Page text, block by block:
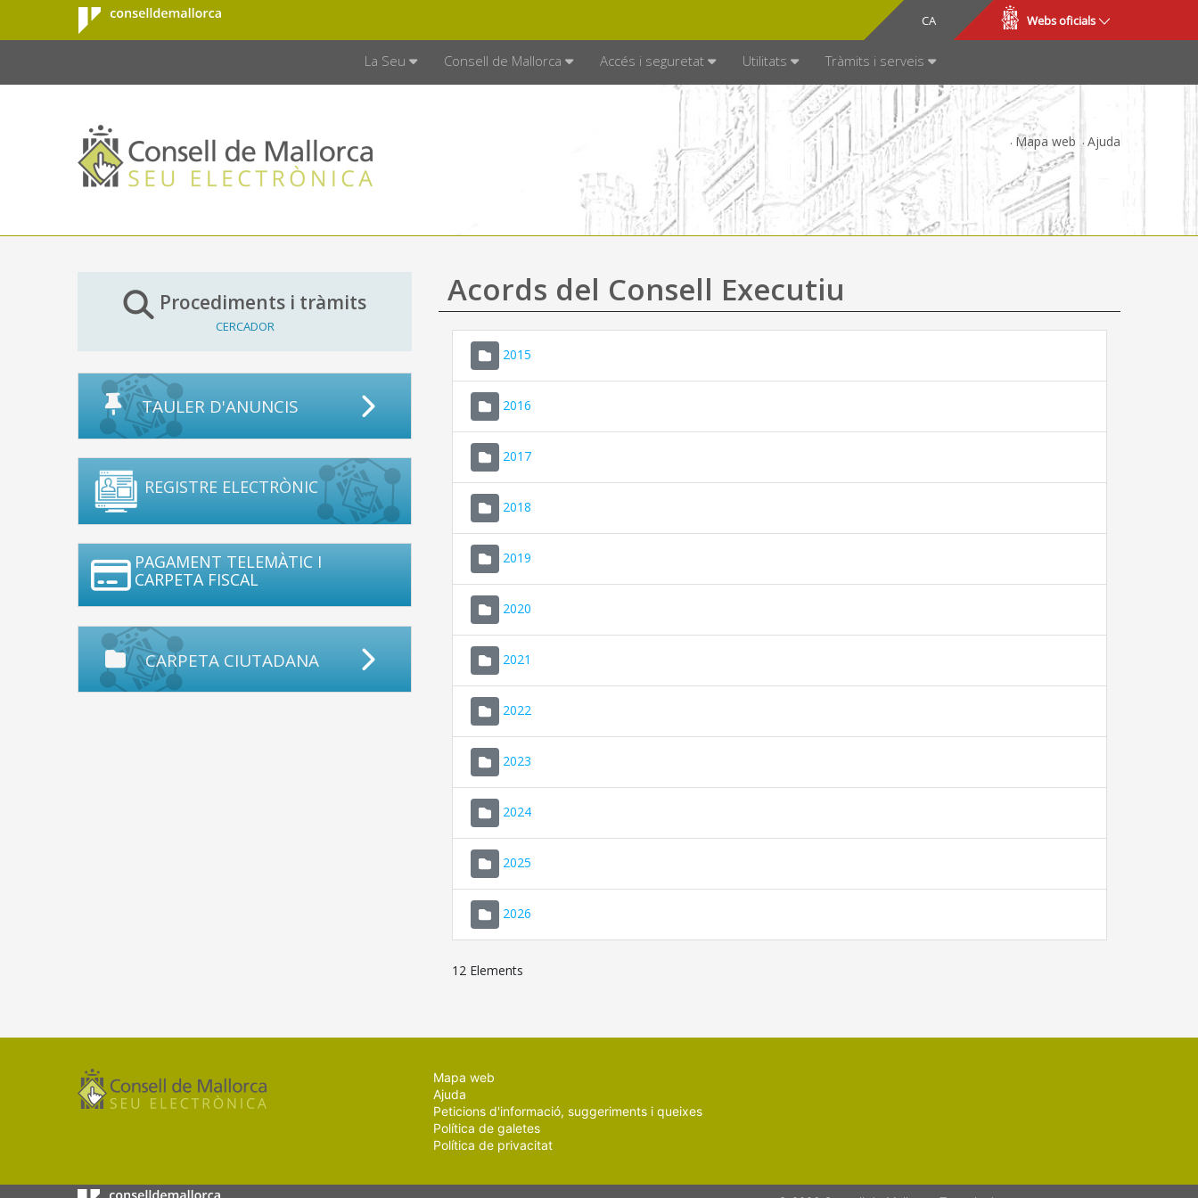
Salta al contingut principal
Consell de
Mallorca
CA
ES Webs oficials
La Seu Consell de Mallorca Accés i seguretat Utilitats Tràmits i serveis
Mapa web Ajuda
Procediments i tràmits
CERCADOR
TAULER D'ANUNCIS
REGISTRE ELECTRÒNIC
PAGAMENT TELEMÀTIC I
CARPETA FISCAL
CARPETA CIUTADANA
Acords del Consell Executiu
2015
2016
2017
2018
2019
2020
2021
2022
2023
2024
2025
2026
12 Elements
Mapa web
Ajuda
Peticions d'informació, suggeriments i queixes
Política de galetes
Política de privacitat